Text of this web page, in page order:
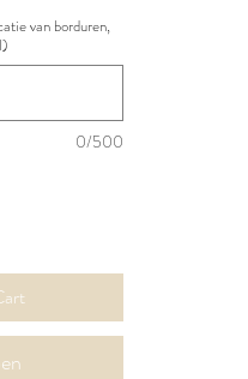
van borduren,
0/500